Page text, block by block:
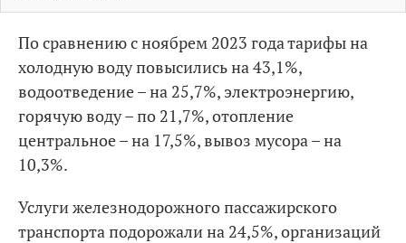
По сравнению с ноябрем 2023 года тарифы на
холодную воду повысились на 43,1%,
водоотведение – на 25,7%, электроэнергию,
горячую воду – по 21,7%, отопление
центральное – на 17,5%, вывоз мусора – на
10,3%.
Услуги железнодорожного пассажирского
транспорта подорожали на 24,5%, организаций